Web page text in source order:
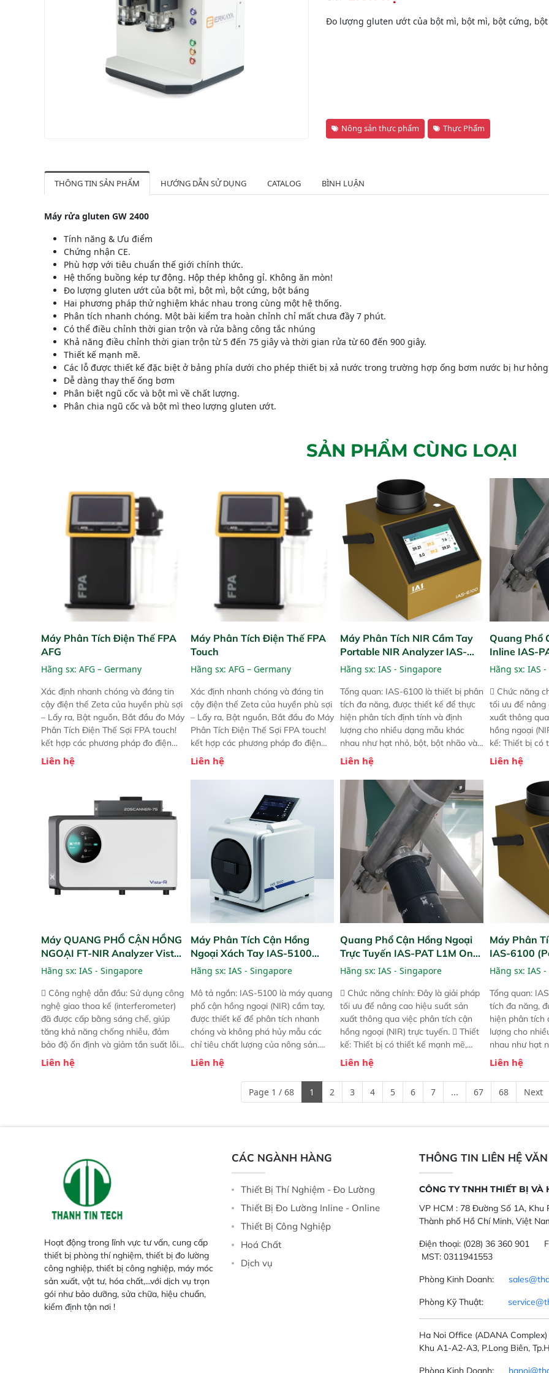
Đo lượng gluten ướt của bột mì, bột mì, bột cứng,
Nông sản thực phẩm Thực Phẩm
THÔNG TIN SẢN PHẨM HƯỚNG DẪN SỬ DỤNG CATALOG BÌNH LUẬN
Máy rửa gluten GW 2400
Tính năng & Ưu điểm
Chứng nhận CE.
Phù hợp với tiêu chuẩn thế giới chính thức.
Hệ thống buồng kép tự động. Hộp thép không gỉ. Không ăn mòn!
Đo lượng gluten ướt của bột mì, bột mì, bột cứng, bột báng
Hai phương pháp thử nghiệm khác nhau trong cùng một hệ thống.
Phân tích nhanh chóng. Một bài kiểm tra hoàn chỉnh chỉ mất chưa đầy 7 phút.
Có thể điều chỉnh thời gian trộn và rửa bằng công tắc nhúng
Khả năng điều chỉnh thời gian trộn từ 5 đến 75 giây và thời gian rửa từ 60 đến 900 giây.
Thiết kế mạnh mẽ.
Các lỗ được thiết kế đặc biệt ở bảng phía dưới cho phép thiết bị xả nước trong trường hợp ống bơm nước bị hư
Dễ dàng thay thế ống bơm
Phân biệt ngũ cốc và bột mì về chất lượng.
Phân chia ngũ cốc và bột mì theo lượng gluten ướt.
SẢN PHẨM CÙNG LOẠI
Máy Phân Tích Điện Thế FPA
AFG
Hãng sx: AFG – Germany
Xác định nhanh chóng và đáng tin
cậy điện thế Zeta của huyền phù sợi
– Lấy ra, Bật nguồn, Bắt đầu đo Máy
Phân Tích Điện Thế Sợi FPA touch!
kết hợp các phương pháp đo điện
thế Zeta đã được chứng minh với sự
đơn giản tuyệt vời trong thao tác và
trước đó. Nhưng so với các phiên
bản trước, FPA touch! nhỏ hơn và
nhẹ hơn đáng kể, đồng thời được
nâng cấp với các tính năng mới.
Liên hệ
Máy Phân Tích Điện Thế FPA
Touch
Hãng sx: AFG – Germany
Xác định nhanh chóng và đáng tin
cậy điện thế Zeta của huyền phù sợi
– Lấy ra, Bật nguồn, Bắt đầu đo Máy
Phân Tích Điện Thế Sợi FPA touch!
kết hợp các phương pháp đo điện
thế Zeta đã được chứng minh với sự
đơn giản tuyệt vời trong thao tác và
vận hành của các phiên bản FPA
trước đó. Nhưng so với các phiên
bản trước, FPA touch! nhỏ hơn và
nhẹ hơn đáng kể, đồng thời được
nâng cấp với các tính năng mới.
Liên hệ
Máy Phân Tích NIR Cầm Tay
Portable NIR Analyzer IAS-
6100
Hãng sx: IAS - Singapore
Tổng quan: IAS-6100 là thiết bị phân
tích đa năng, được thiết kế để thực
hiện phân tích định tính và định
lượng cho nhiều dạng mẫu khác
nhau như hạt nhỏ, bột, bột nhão và
chất lỏng. Thiết bị này cho phép bất
kỳ ai cũng có thể thực hiện phân tích
đa thành phần chỉ với một nút bấm
đơn giản, mọi lúc, mọi nơi. Chuyên
dùng : phân tích mẫu nguyên liệu
thức ăn chăn nuôi, nguyên liệu thực
phẩm, nông sản,..
Liên hệ
Quang Phổ
Inline IAS-
NIR
Hãng sx: IAS
 Chức năng
tối ưu để nâng
xuất thông
hồng ngoại
kế: Thiết bị có
mô-đun hóa,
cường và đã
nghiêm ngặt.
khả năng
thời gian thực
liệu để tăng
nghiệp.
Liên hệ
Máy QUANG PHỔ CẬN HỒNG
NGOẠI FT-NIR Analyzer Vista-
R
Hãng sx: IAS - Singapore
 Công nghệ dẫn đầu: Sử dụng công
nghệ giao thoa kế (interferometer)
đã được cấp bằng sáng chế, giúp
tăng khả năng chống nhiễu, đảm
bảo độ ổn định và giảm tần suất lỗi.
 Phạm vi ứng dụng rộng: Đáp ứng
nhu cầu kiểm tra đa dạng mẫu mã
Liên hệ
Máy Phân Tích Cận Hồng
Ngoại Xách Tay IAS-5100
(Portable NIR Analyzer)
Hãng sx: IAS - Singapore
Mô tả ngắn: IAS-5100 là máy quang
phổ cận hồng ngoại (NIR) cầm tay,
được thiết kế để phân tích nhanh
chóng và không phá hủy mẫu các
chỉ tiêu chất lượng của nông sản.
Phạm vi sử dụng: Thiết bị linh hoạt
cho nhiều kịch bản khác nhau như
tại điểm thu mua, trong xưởng sản
xuất hoặc trực tiếp ngoài đồng
Liên hệ
Quang Phổ Cận Hồng Ngoại
Trực Tuyến IAS-PAT L1M On-
Line NIR
Hãng sx: IAS - Singapore
 Chức năng chính: Đây là giải pháp
tối ưu để nâng cao hiệu suất sản
xuất thông qua việc phân tích cận
hồng ngoại (NIR) trực tuyến.  Thiết
kế: Thiết bị có thiết kế mạnh mẽ,
mô-đun hóa, hỗ trợ tản nhiệt tăng
cường và đã qua kiểm tra áp suất
nghiêm ngặt.  Cam kết: Mang lại
khả năng theo dõi thông số theo
Liên hệ
Máy Phân
IAS-6100
Analyzer)
Hãng sx: IAS
Tổng quan:
tích đa năng,
hiện phân tích
lượng cho
nhau như hạt
chất lỏng.
kỳ ai cũng có
đa thành
đơn giản, mọi
Liên hệ
Page 1 / 68 1 2 3 4 5 6 7 ... 67 68 Next
Hoạt động trong lĩnh vực tư vấn, cung cấp
thiết bị phòng thí nghiệm, thiết bị đo lường
công nghiệp, thiết bị công nghiệp, máy móc
sản xuất, vật tư, hóa chất,...với dịch vụ trọn
gói như bảo dưỡng, sửa chữa, hiệu chuẩn,
kiểm định tận nơi !
CÁC NGÀNH HÀNG
Thiết Bị Thí Nghiệm - Đo Lường
Thiết Bị Đo Lường Inline - Online
Thiết Bị Công Nghiệp
Hoá Chất
Dịch vụ
THÔNG TIN LIÊN HỆ
CÔNG TY TNHH THIẾT BỊ
VP HCM : 78 Đường Số 1A, Khu
Thành phố Hồ Chí Minh, Việt
Điện thoại: (028) 36 360 901
MST: 0311941553
Phòng Kinh Doanh:
Phòng Kỹ Thuật:
Ha Noi Office (ADANA Complex)
Khu A1-A2-A3, P.Long Biên,
Phòng Kinh Doanh: